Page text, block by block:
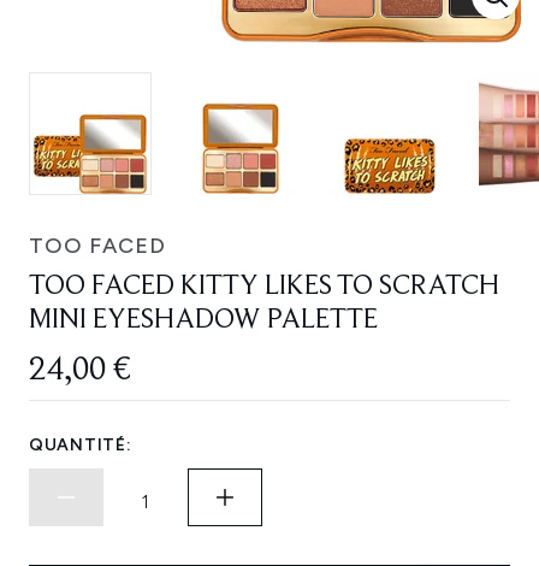
TOO FACED
TOO FACED KITTY LIKES TO SCRATCH
MINI EYESHADOW PALETTE
24,00 €
QUANTITÉ: